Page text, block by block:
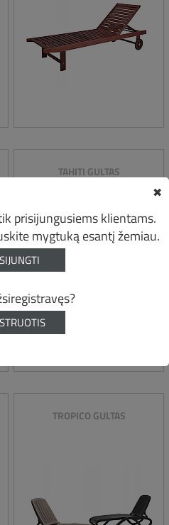
TAHITI GULTAS
TROPICO GULTAS
prisijungusiems klientams.
mygtuką esantį žemiau.
✖